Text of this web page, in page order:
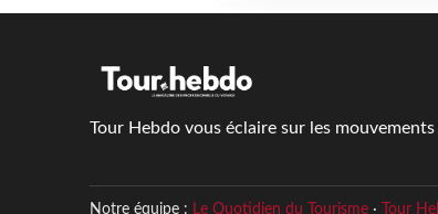
Tour Hebdo vous éclaire sur les
Notre équipe : Le Quotidien du Tourisme· Tour